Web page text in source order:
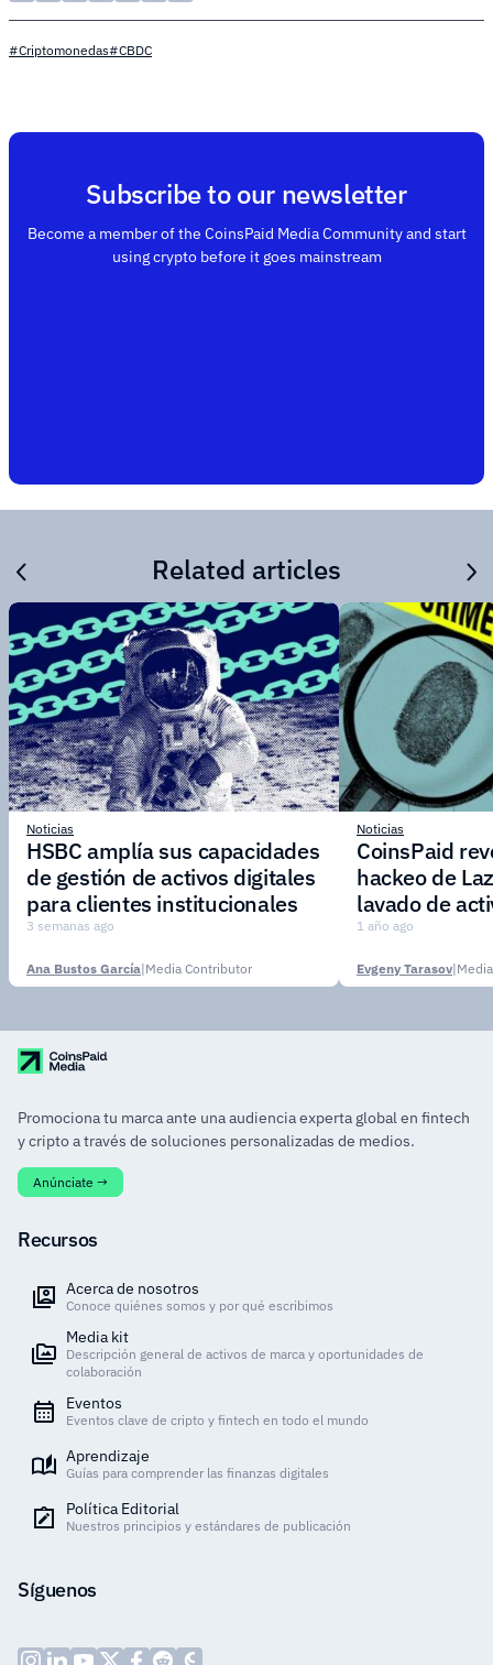
#Criptomonedas#CBDC
Subscribe to our newsletter
Become a member of the CoinsPaid Media Community and start
using crypto before it goes mainstream
Related articles
Noticias
HSBC amplía sus capacidades
de gestión de activos digitales
para clientes institucionales
3 semanas ago
Ana Bustos García|Media Contributor
Noticias
CoinsPaid
hackeo de
lavado de
1 año ago
Evgeny Tarasov|
Promociona tu marca ante una audiencia experta global en fintech
y cripto a través de soluciones personalizadas de medios.
Anúnciate →
Recursos
Acerca de nosotros
Conoce quiénes somos y por qué escribimos
Media kit
Descripción general de activos de marca y oportunidades de
colaboración
Eventos
Eventos clave de cripto y fintech en todo el mundo
Aprendizaje
Guías para comprender las finanzas digitales
Política Editorial
Nuestros principios y estándares de publicación
Síguenos